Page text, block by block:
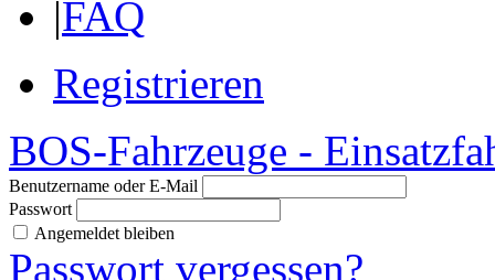
|FAQ
Registrieren
BOS-Fahrzeuge -
Benutzername oder E-Mail
Passwort
Angemeldet bleiben
Passwort vergessen?